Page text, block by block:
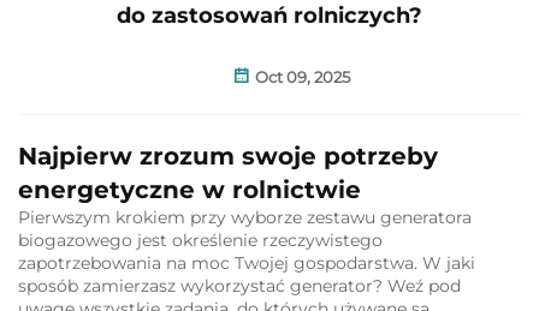
do zastosowań rolniczych?
Oct 09, 2025
Najpierw zrozum swoje potrzeby
energetyczne w rolnictwie
Pierwszym krokiem przy wyborze zestawu generatora
biogazowego jest określenie rzeczywistego
zapotrzebowania na moc Twojej gospodarstwa. W jaki
sposób zamierzasz wykorzystać generator? Weź pod